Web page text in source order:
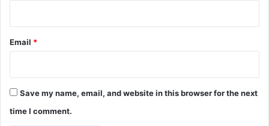
Email *
Save my name, email, and website in this browser for the next
time I comment.